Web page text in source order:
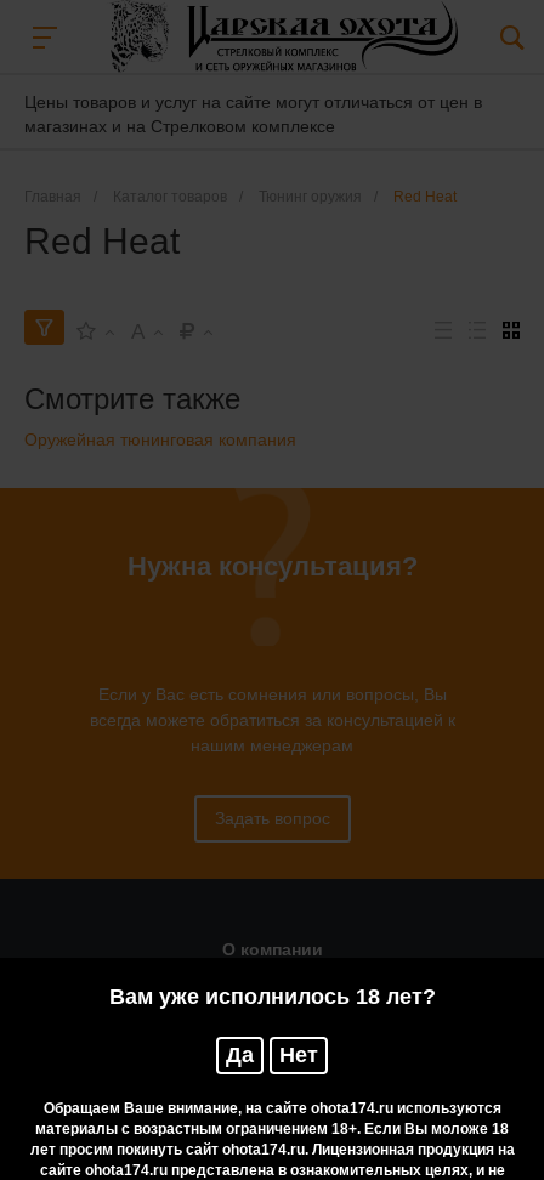
Вам уже исполнилось 18 лет?
Да Нет
Обращаем Ваше внимание, на сайте ohota174.ru используются
материалы с возрастным ограничением 18+. Если Вы моложе 18
лет просим покинуть сайт ohota174.ru. Лицензионная продукция на
сайте ohota174.ru представлена в ознакомительных целях, и не
Цены товаров и услуг на сайте могут отличаться от цен в
магазинах и на Стрелковом комплексе
Главная Каталог товаров Тюнинг оружия Red Heat
Red Heat
A
Смотрите также
Оружейная тюнинговая компания
Нужна консультация?
Если у Вас есть сомнения или вопросы, Вы
всегда можете обратиться за консультацией к
нашим менеджерам
Задать вопрос
О компании
Статьи
Помощь
Резервирование
Приобретение лицензионных товаров